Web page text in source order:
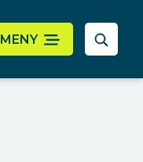
MENY